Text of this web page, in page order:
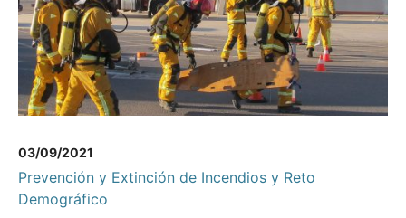
03/09/2021
Prevención y Extinción de Incendios y Reto
Demográfico